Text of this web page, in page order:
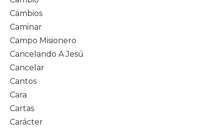
Cambios
Caminar
Campo Misionero
Cancelando A Jesú
Cancelar
Cantos
Cara
Cartas
Carácter